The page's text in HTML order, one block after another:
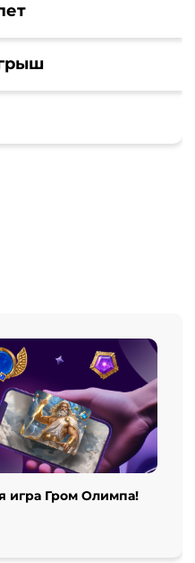
игра Гром Олимпа!